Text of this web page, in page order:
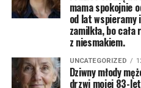
mama spokojnie
od lat wspieramy
zamilkła, bo
z niesmakiem.
UNCATEGORIZED
Dziwny młody
drzwi mojej 83-